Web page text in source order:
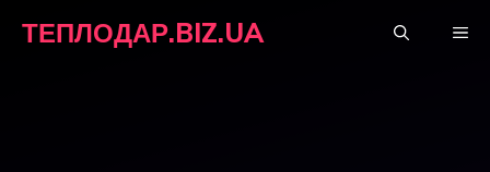
ТЕПЛОДАР.BIZ.UA